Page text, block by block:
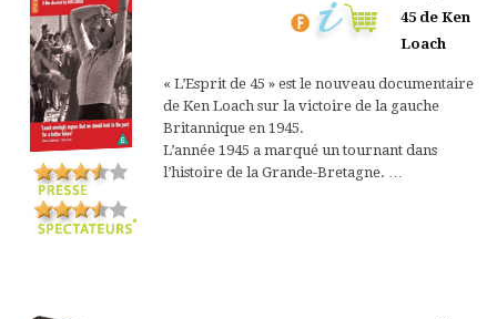
45 de Ken
Loach
« L’Esprit de 45 » est le nouveau documentaire
de Ken Loach sur la victoire de la gauche
Britannique en 1945.
L’année 1945 a marqué un tournant dans
l’histoire de la Grande-Bretagne. …